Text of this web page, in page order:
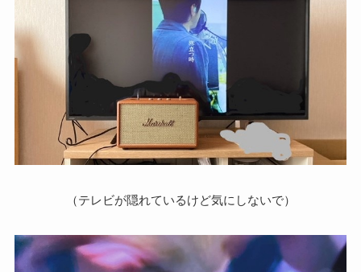
（テレビが隠れているけど気にしないで）